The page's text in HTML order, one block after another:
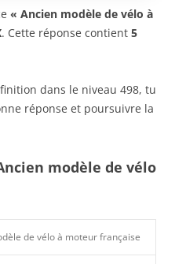
« Ancien modèle de vélo à
. Cette réponse contient 5
dans le niveau 498, tu
réponse et poursuivre la
modèle de vélo
de vélo à moteur française